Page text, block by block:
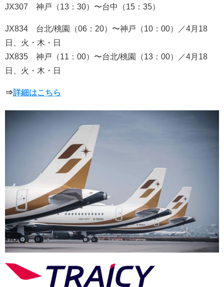
JX307 神戸（13：30）〜台中（15：35）
JX834 台北/桃園（06：20）〜神戸（10：00）／4月18
日、火・木・日
JX835 神戸（11：00）〜台北/桃園（13：00）／4月18
日、火・木・日
⇒詳細はこちら